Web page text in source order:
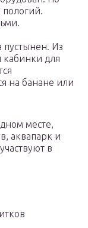
пологий.
пустынен. Из
для
на банане или
месте,
аквапарк и
в